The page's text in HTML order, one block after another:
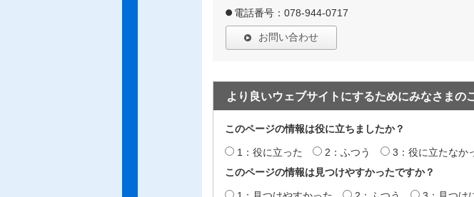
電話番号：078-944-0717
お問い合わせ
より良いウェブサイトにするためにみなさまの
このページの情報は役に立ちましたか？
1：役に立った 2：ふつう
3：役に立たなか
このページの情報は見つけやすかったですか？